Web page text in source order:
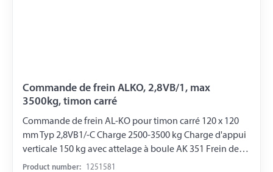
Commande de frein ALKO, 2,8VB/1, max
3500kg, timon carré
Commande de frein AL-KO pour timon carré 120 x 120
mm Typ 2,8VB1/-C Charge 2500-3500 kg Charge d'appui
verticale 150 kg avec attelage à boule AK 351 Frein de
roue 2361
Product number: 1251581